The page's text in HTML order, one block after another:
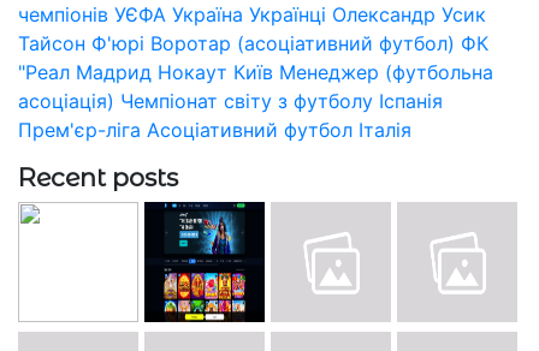
чемпіонів УЄФА Україна Українці Олександр Усик
Тайсон Ф'юрі Воротар (асоціативний футбол) ФК
"Реал Мадрид Нокаут Київ Менеджер (футбольна
асоціація) Чемпіонат світу з футболу Іспанія
Прем'єр-ліга Асоціативний футбол Італія
Recent posts